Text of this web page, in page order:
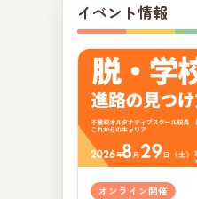
イベント情報
オンライン開催